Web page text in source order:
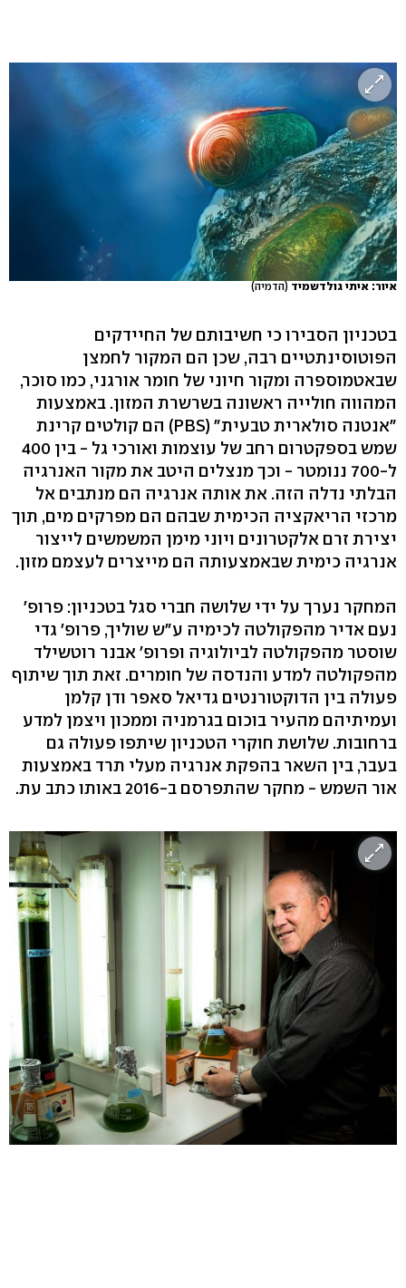
איור: איתי גולדשמיד (הדמיה)
בטכניון הסבירו כי חשיבותם של החיידקים
הפוטוסינתטיים רבה, שכן הם המקור לחמצן
שבאטמוספרה ומקור חיוני של חומר אורגני, כמו סוכר,
המהווה חולייה ראשונה בשרשרת המזון. באמצעות
"אנטנה סולארית טבעית" (PBS) הם קולטים קרינת
שמש בספקטרום רחב של עוצמות ואורכי גל - בין 400
ל-700 ננומטר - וכך מנצלים היטב את מקור האנרגיה
הבלתי נדלה הזה. את אותה אנרגיה הם מנתבים אל
מרכזי הריאקציה הכימית שבהם הם מפרקים מים, תוך
יצירת זרם אלקטרונים ויוני מימן המשמשים לייצור
אנרגיה כימית שבאמצעותה הם מייצרים לעצמם מזון.
המחקר נערך על ידי שלושה חברי סגל בטכניון: פרופ'
נעם אדיר מהפקולטה לכימיה ע"ש שוליך, פרופ' גדי
שוסטר מהפקולטה לביולוגיה ופרופ' אבנר רוטשילד
מהפקולטה למדע והנדסה של חומרים. זאת תוך שיתוף
פעולה בין הדוקטורנטים גדיאל סאפר ודן קלמן
ועמיתיהם מהעיר בוכום בגרמניה וממכון ויצמן למדע
ברחובות. שלושת חוקרי הטכניון שיתפו פעולה גם
בעבר, בין השאר בהפקת אנרגיה מעלי תרד באמצעות
אור השמש - מחקר שהתפרסם ב-2016 באותו כתב עת.